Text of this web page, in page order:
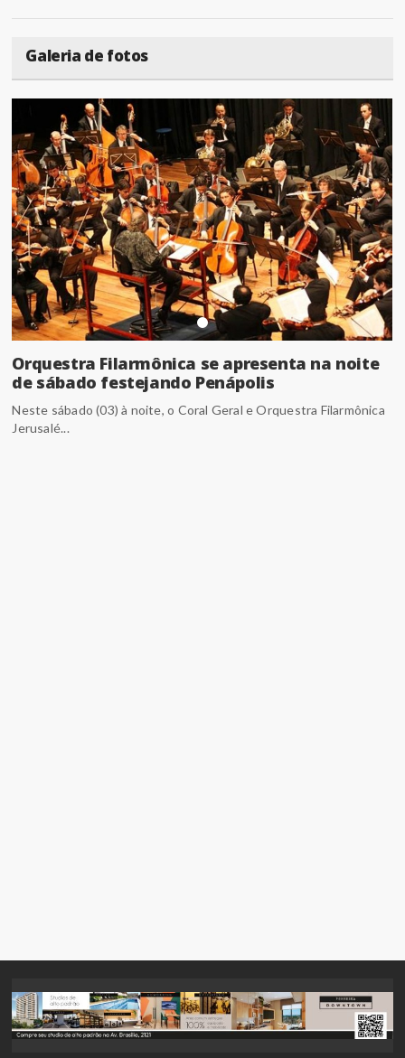
Galeria de fotos
Orquestra Filarmônica se apresenta na noite
de sábado festejando Penápolis
Neste sábado (03) à noite, o Coral Geral e Orquestra Filarmônica
Jerusalé...